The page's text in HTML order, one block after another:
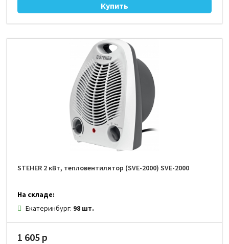
STEHER 2 кВт, тепловентилятор (SVE-2000) SVE-2000
На складе:
Екатеринбург: 98 шт.
1 605 р